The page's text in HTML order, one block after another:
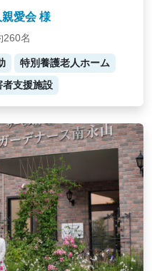
愛会 様
260名
特別養護老人ホーム
者支援施設